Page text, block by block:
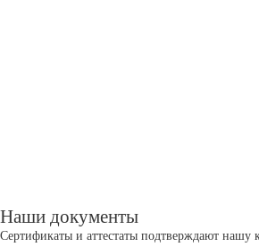
Наши документы
Сертификаты и аттестаты подтверждают нашу